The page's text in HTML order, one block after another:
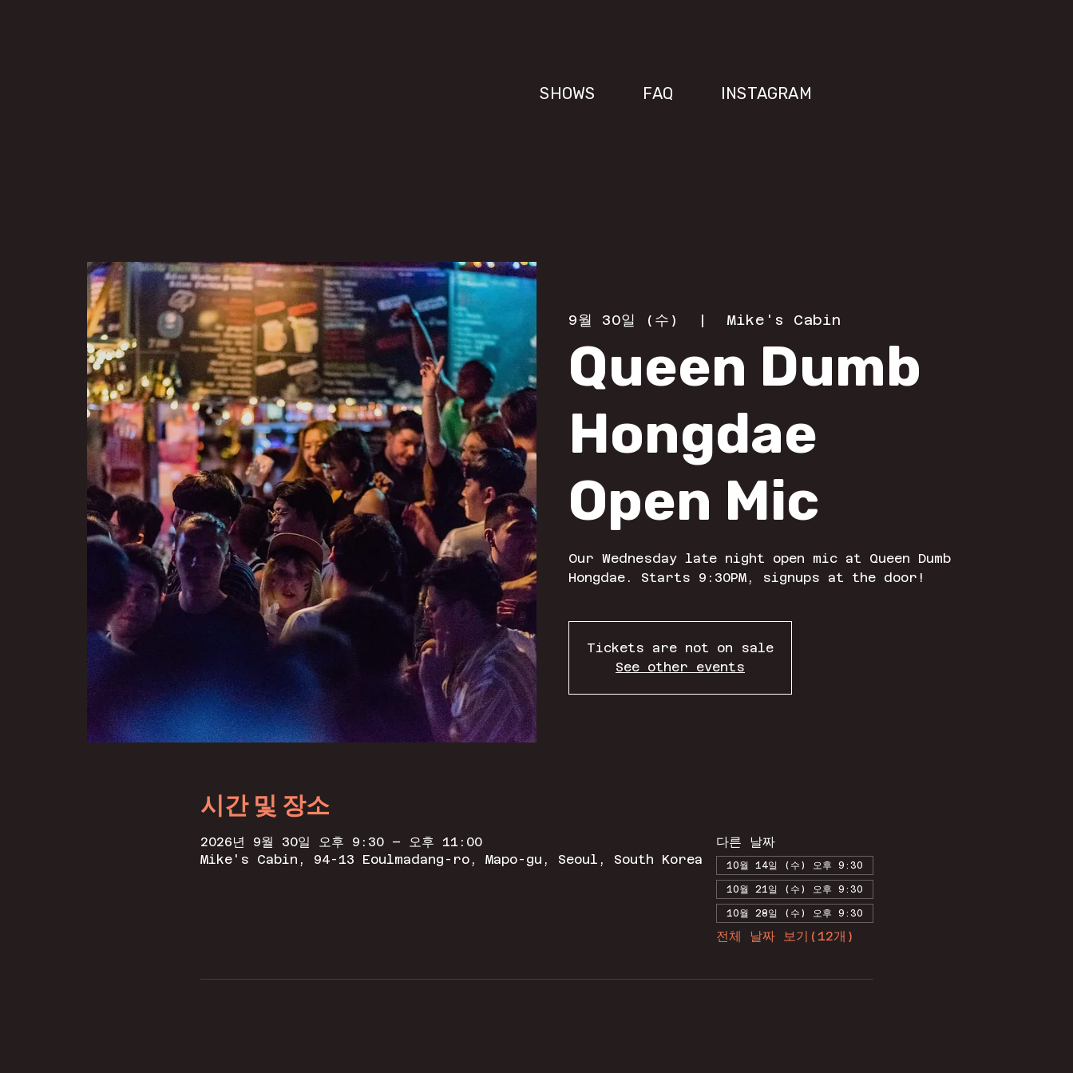
SHOWS FAQ INSTAGRAM
9월 30일 (수)
  |
Mike's Cabin
Queen Dumb
Hongdae
Open Mic
Our Wednesday late night open mic at Queen Dumb
Hongdae. Starts 9:30PM, signups at the door!
Tickets are not on sale
See other events
시간 및 장소
2026년 9월 30일 오후 9:30 – 오후 11:00
Mike's Cabin, 94-13 Eoulmadang-ro, Mapo-gu, Seoul, South Korea
다른 날짜
10월 14일 (수) 오후 9:30
10월 21일 (수) 오후 9:30
10월 28일 (수) 오후 9:30
전체 날짜 보기(12개)